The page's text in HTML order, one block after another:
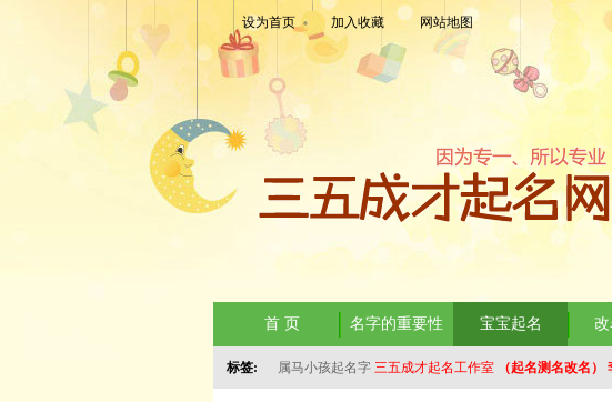
设为首页 加入收藏 网站地图
首 页 名字的重要性 宝宝起名 改
标签: 属马小孩起名字 三五成才起名工作室 （起名测名改名）